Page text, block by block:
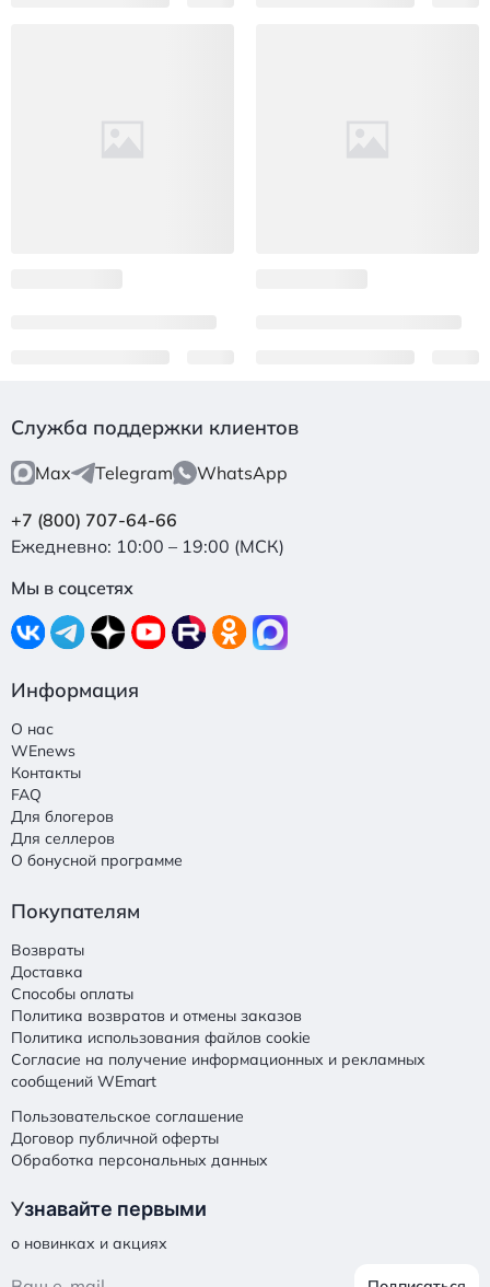
Служба поддержки клиентов
Max Telegram WhatsApp
+7 (800) 707-64-66
Ежедневно: 10:00 – 19:00 (МСК)
Мы в соцсетях
Информация
О нас
WEnews
Контакты
FAQ
Для блогеров
Для селлеров
О бонусной программе
Покупателям
Возвраты
Доставка
Способы оплаты
Политика возвратов и отмены заказов
Политика использования файлов cookie
Согласие на получение информационных и рекламных
сообщений WEmart
Пользовательское соглашение
Договор публичной оферты
Обработка персональных данных
Узнавайте первыми
о новинках и акциях